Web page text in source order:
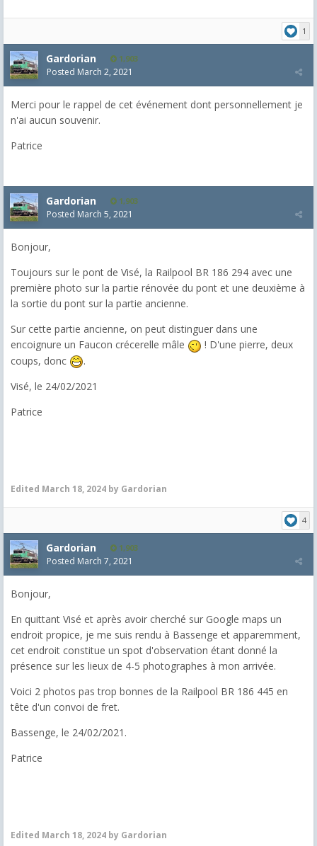
1
Gardorian 1,903
Posted March 2, 2021
Merci pour le rappel de cet événement dont personnellement je
n'ai aucun souvenir.
Patrice
Gardorian 1,903
Posted March 5, 2021
Bonjour,
Toujours sur le pont de Visé, la Railpool BR 186 294 avec une
première photo sur la partie rénovée du pont et une deuxième à
la sortie du pont sur la partie ancienne.
Sur cette partie ancienne, on peut distinguer dans une
encoignure un Faucon crécerelle mâle
! D'une pierre, deux
coups, donc
.
Visé, le 24/02/2021
Patrice
Edited March 18, 2024 by Gardorian
4
Gardorian 1,903
Posted March 7, 2021
Bonjour,
En quittant Visé et après avoir cherché sur Google maps un
endroit propice, je me suis rendu à Bassenge et apparemment,
cet endroit constitue un spot d'observation étant donné la
présence sur les lieux de 4-5 photographes à mon arrivée.
Voici 2 photos pas trop bonnes de la Railpool BR 186 445 en
tête d'un convoi de fret.
Bassenge, le 24/02/2021.
Patrice
Edited March 18, 2024 by Gardorian